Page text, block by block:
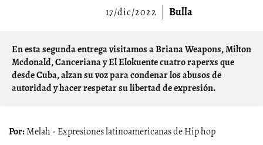
17/dic/2022 Bulla
En esta segunda entrega visitamos a Briana Weapons, Milton
Mcdonald, Canceriana y El Elokuente cuatro raperxs que
desde Cuba, alzan su voz para condenar los abusos de
autoridad y hacer respetar su libertad de expresión.
Melah - Expresiones latinoamericanas de Hip hop